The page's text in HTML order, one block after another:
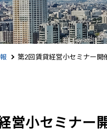
第2回賃貸経営小セミナー開
営小セミナー